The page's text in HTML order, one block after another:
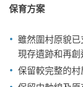
保育方案
雖然圍村原貌
現存遺跡和再
保留較完整的